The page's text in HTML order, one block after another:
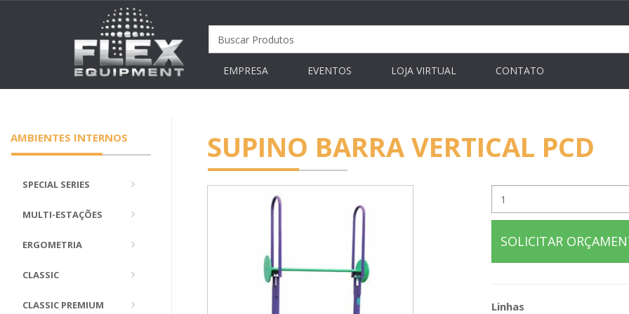
EMPRESA EVENTOS LOJA VIRTUAL CONTATO
AMBIENTES INTERNOS
SPECIAL SERIES
MULTI-ESTAÇÕES
ERGOMETRIA
CLASSIC
CLASSIC PREMIUM
SUPINO BARRA VERTICAL PCD
SOLICITAR
Linhas